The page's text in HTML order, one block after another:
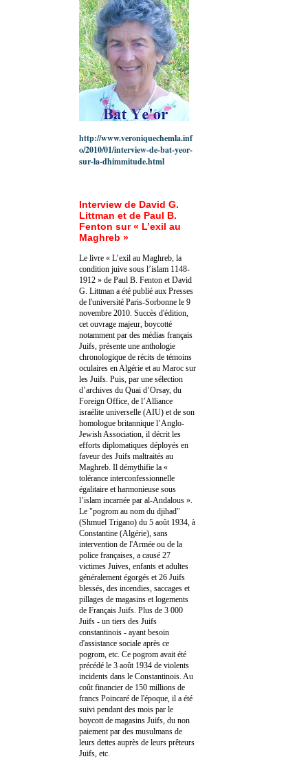
http://www.veroniquechemla.inf
o/2010/01/interview-de-bat-yeor-
sur-la-dhimmitude.html
Interview de David G.
Littman et de Paul B.
Fenton sur « L’exil au
Maghreb »
Le livre « L’exil au Maghreb, la
condition juive sous l’islam 1148-
1912 » de Paul B. Fenton et David
G. Littman a été publié aux Presses
de l'université Paris-Sorbonne le 9
novembre 2010. Succès d'édition,
cet ouvrage majeur, boycotté
notamment par des médias français
Juifs, présente une anthologie
chronologique de récits de témoins
oculaires en Algérie et au Maroc sur
les Juifs. Puis, par une sélection
d’archives du Quai d’Orsay, du
Foreign Office, de l’Alliance
israélite universelle (AIU) et de son
homologue britannique l’Anglo-
Jewish Association, il décrit les
efforts diplomatiques déployés en
faveur des Juifs maltraités au
Maghreb. Il démythifie la «
tolérance interconfessionnelle
égalitaire et harmonieuse sous
l’islam incarnée par al-Andalous ».
Le "pogrom au nom du djihad"
(Shmuel Trigano) du 5 août 1934, à
Constantine (Algérie), sans
intervention de l'Armée ou de la
police françaises, a causé 27
victimes Juives, enfants et adultes
généralement égorgés et 26 Juifs
blessés, des incendies, saccages et
pillages de magasins et logements
de Français Juifs. Plus de 3 000
Juifs - un tiers des Juifs
constantinois - ayant besoin
d'assistance sociale après ce
pogrom, etc. Ce pogrom avait été
précédé le 3 août 1934 de violents
incidents dans le Constantinois. Au
coût financier de 150 millions de
francs Poincaré de l'époque, il a été
suivi pendant des mois par le
boycott de magasins Juifs, du non
paiement par des musulmans de
leurs dettes auprès de leurs prêteurs
Juifs, etc.